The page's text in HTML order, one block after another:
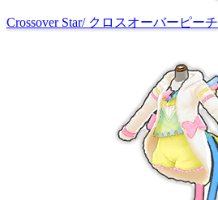
Crossover Star/ クロスオーバーピーチ